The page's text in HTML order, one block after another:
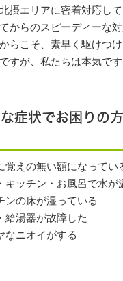
摂エリアに密着対応し
からのスピーディーな対
らこそ、素早く駆けつ
すが、私たちは本気です
症状でお困りの
覚えの無い額になってい
キッチン・お風呂で水が
ンの床が湿っている
給湯器が故障した
なニオイがする